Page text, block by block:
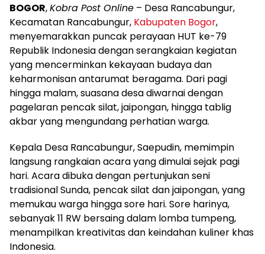
BOGOR,Kobra Post Online – Desa Rancabungur,
Kecamatan Rancabungur, Kabupaten Bogor,
menyemarakkan puncak perayaan HUT ke-79
Republik Indonesia dengan serangkaian kegiatan
yang mencerminkan kekayaan budaya dan
keharmonisan antarumat beragama. Dari pagi
hingga malam, suasana desa diwarnai dengan
pagelaran pencak silat, jaipongan, hingga tablig
akbar yang mengundang perhatian warga.
Kepala Desa Rancabungur, Saepudin, memimpin
langsung rangkaian acara yang dimulai sejak pagi
hari. Acara dibuka dengan pertunjukan seni
tradisional Sunda, pencak silat dan jaipongan, yang
memukau warga hingga sore hari. Sore harinya,
sebanyak 11 RW bersaing dalam lomba tumpeng,
menampilkan kreativitas dan keindahan kuliner khas
Indonesia.